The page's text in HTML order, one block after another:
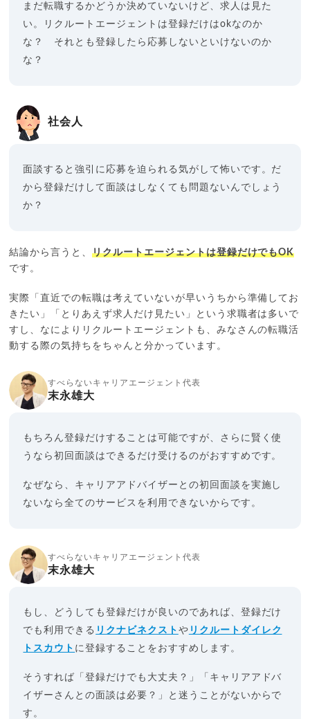
まだ転職するかどうか決めていないけど、求人は見た
い。リクルートエージェントは登録だけはokなのか
な？ それとも登録したら応募しないといけないのか
な？
社会人
面談すると強引に応募を迫られる気がして怖いです。だ
から登録だけして面談はしなくても問題ないんでしょう
か？
結論から言うと、リクルートエージェントは登録だけでもOK
です。
実際「直近での転職は考えていないが早いうちから準備してお
きたい」「とりあえず求人だけ見たい」という求職者は多いで
すし、なによりリクルートエージェントも、みなさんの転職活
動する際の気持ちをちゃんと分かっています。
すべらないキャリアエージェント代表
末永雄大
もちろん登録だけすることは可能ですが、さらに賢く使
うなら初回面談はできるだけ受けるのがおすすめです。
なぜなら、キャリアアドバイザーとの初回面談を実施し
ないなら全てのサービスを利用できないからです。
すべらないキャリアエージェント代表
末永雄大
もし、どうしても登録だけが良いのであれば、登録だけ
でも利用できる リクナビネクスト や リクルートダイレク
トスカウト に登録することをおすすめします。
そうすれば「登録だけでも大丈夫？」「キャリアアドバ
イザーさんとの面談は必要？」と迷うことがないからで
す。